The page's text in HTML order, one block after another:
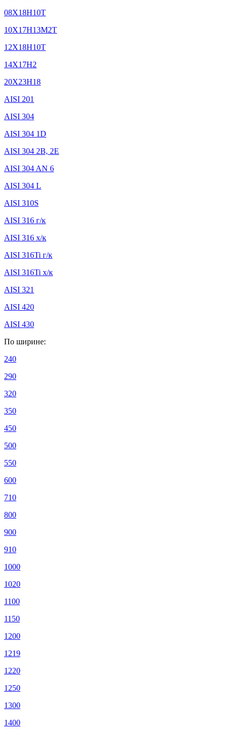
08Х18Н10Т
10Х17Н13М2Т
12Х18Н10Т
14Х17Н2
20Х23Н18
AISI 201
AISI 304
AISI 304 1D
AISI 304 2B, 2E
AISI 304 AN 6
AISI 304 L
AISI 310S
AISI 316 г/к
AISI 316 х/к
AISI 316Ti г/к
AISI 316Ti х/к
AISI 321
AISI 420
AISI 430
По ширине:
240
290
320
350
450
500
550
600
710
800
900
910
1000
1020
1100
1150
1200
1219
1220
1250
1300
1400